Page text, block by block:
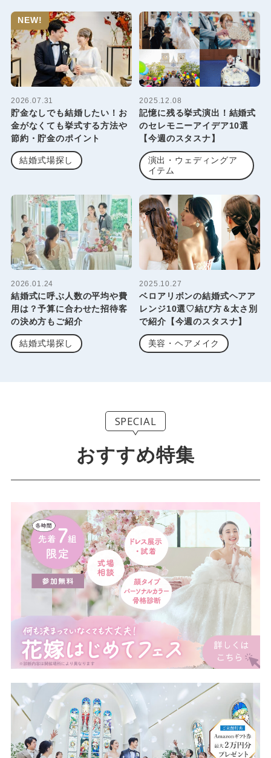
NEW!
2026.07.31
貯金なしでも結婚したい！お
金がなくても挙式する方法や
節約・貯金のポイント
結婚式場探し
2025.12.08
記憶に残る挙式演出！結婚式
のセレモニーアイデア10選
【今週のスタスナ】
演出・ウェディングア
イテム
2026.01.24
結婚式に呼ぶ人数の平均や費
用は？予算に合わせた招待客
の決め方もご紹介
結婚式場探し
2025.10.27
ベロアリボンの結婚式ヘアア
レンジ10選♡結び方＆太さ別
で紹介【今週のスタスナ】
美容・ヘアメイク
SPECIAL
おすすめ特集